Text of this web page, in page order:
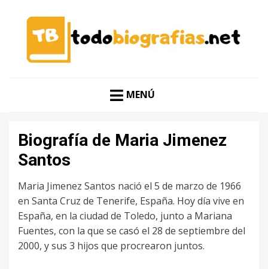
TODO BIOGRAFÍAS
MENÚ
Biografía de Maria Jimenez
Santos
Maria Jimenez Santos nació el 5 de marzo de 1966
en Santa Cruz de Tenerife, España. Hoy día vive en
España, en la ciudad de Toledo, junto a Mariana
Fuentes, con la que se casó el 28 de septiembre del
2000, y sus 3 hijos que procrearon juntos.